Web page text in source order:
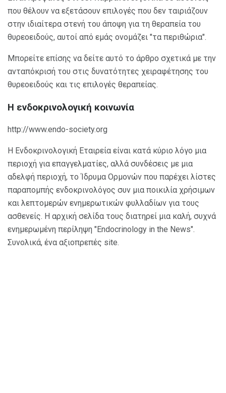
που θέλουν να εξετάσουν επιλογές που δεν ταιριάζουν
στην ιδιαίτερα στενή του άποψη για τη θεραπεία του
θυρεοειδούς, αυτοί από εμάς ονομάζει "τα περιθώρια".
Μπορείτε επίσης να δείτε αυτό το άρθρο σχετικά με την
ανταπόκρισή του στις δυνατότητες χειραφέτησης του
θυρεοειδούς και τις επιλογές θεραπείας.
Η ενδοκρινολογική κοινωνία
http://www.endo-society.org
Η Ενδοκρινολογική Εταιρεία είναι κατά κύριο λόγο μια
περιοχή για επαγγελματίες, αλλά συνδέσεις με μια
αδελφή περιοχή, το Ίδρυμα Ορμονών που παρέχει λίστες
παραπομπής ενδοκρινολόγος συν μια ποικιλία χρήσιμων
και λεπτομερών ενημερωτικών φυλλαδίων για τους
ασθενείς. Η αρχική σελίδα τους διατηρεί μια καλή, συχνά
ενημερωμένη περίληψη "Endocrinology in the News".
Συνολικά, ένα αξιοπρεπές site.